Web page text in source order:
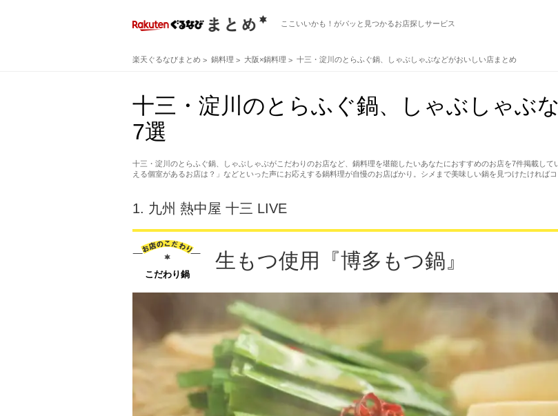
ここいいかも！がパッと見つかるお店探しサービス
楽天ぐるなびまとめ 鍋料理 大阪×鍋料理 十三・淀川のとらふぐ鍋、しゃぶしゃぶなどがおいしい店まとめ
十三・淀川のとらふぐ鍋、しゃぶしゃぶ
7選
十三・淀川のとらふぐ鍋、しゃぶしゃぶがこだわりのお店など、鍋料理を堪能したいあなたにおすすめのお店を7件掲載し
える個室があるお店は？」などといった声にお応えする鍋料理が自慢のお店ばかり。シメまで美味しい鍋を見つけたければコ
1. 九州 熱中屋 十三 LIVE
こだわり鍋
生もつ使用『博多もつ鍋』